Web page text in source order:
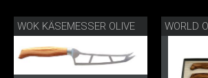
WOK KÄSEMESSER OLIVE